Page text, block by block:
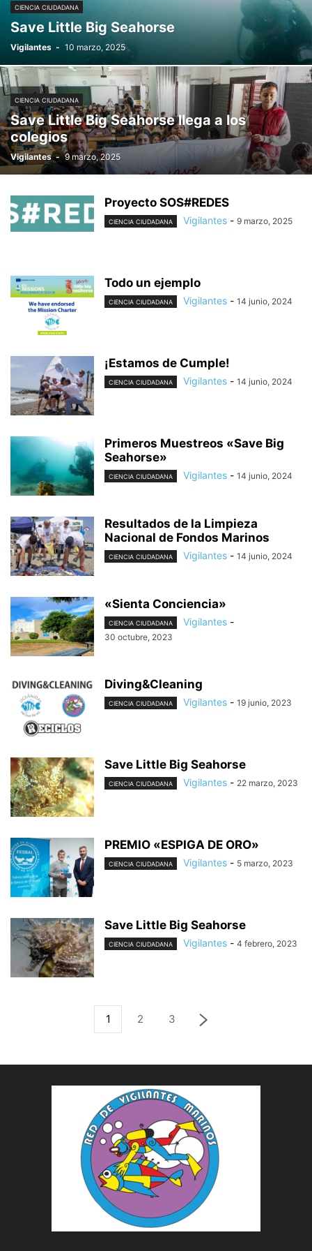
CIENCIA CIUDADANA
Save Little Big Seahorse
Vigilantes - 10 marzo, 2025
CIENCIA CIUDADANA
Save Little Big Seahorse llega a los
colegios
Vigilantes - 9 marzo, 2025
Proyecto SOS#REDES
CIENCIA CIUDADANA Vigilantes - 9 marzo, 2025
Todo un ejemplo
CIENCIA CIUDADANA Vigilantes - 14 junio, 2024
¡Estamos de Cumple!
CIENCIA CIUDADANA Vigilantes - 14 junio, 2024
Primeros Muestreos «Save Big
Seahorse»
CIENCIA CIUDADANA Vigilantes - 14 junio, 2024
Resultados de la Limpieza
Nacional de Fondos Marinos
CIENCIA CIUDADANA Vigilantes - 14 junio, 2024
«Sienta Conciencia»
CIENCIA CIUDADANA Vigilantes -
30 octubre, 2023
Diving&Cleaning
CIENCIA CIUDADANA Vigilantes - 19 junio, 2023
Save Little Big Seahorse
CIENCIA CIUDADANA Vigilantes - 22 marzo, 2023
PREMIO «ESPIGA DE ORO»
CIENCIA CIUDADANA Vigilantes - 5 marzo, 2023
Save Little Big Seahorse
CIENCIA CIUDADANA Vigilantes - 4 febrero, 2023
1 2 3